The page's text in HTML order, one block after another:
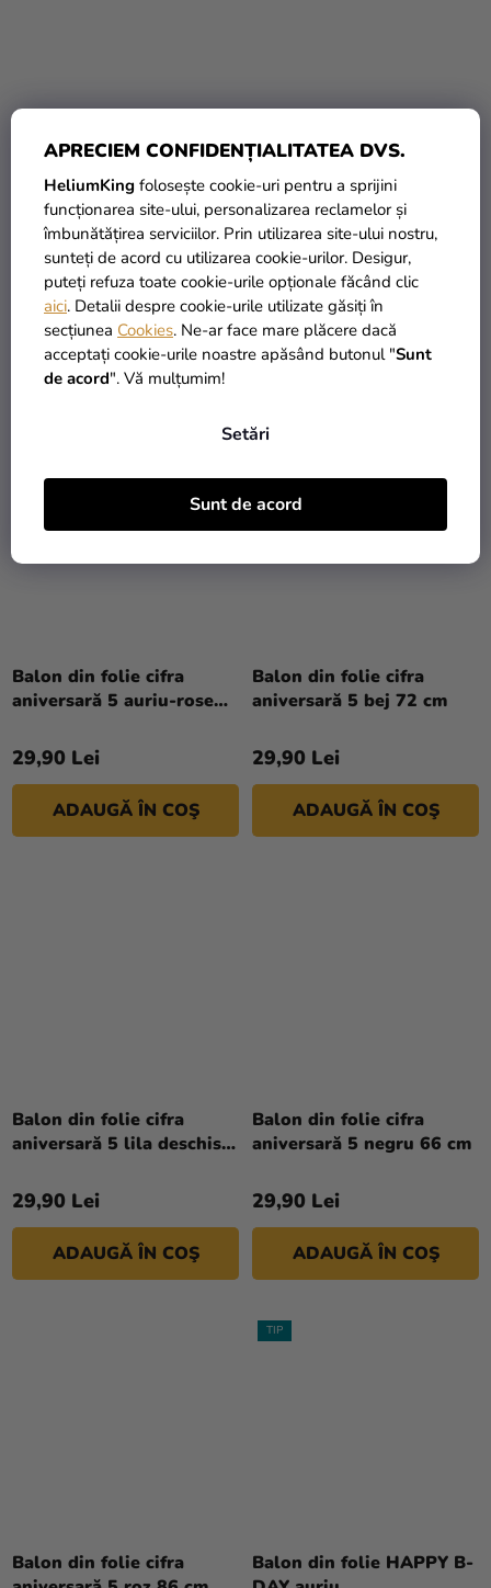
APRECIEM CONFIDENȚIALITATEA DVS.
HeliumKing folosește cookie-uri pentru a sprijini
funcționarea site-ului, personalizarea reclamelor și
îmbunătățirea serviciilor. Prin utilizarea site-ului nostru,
sunteți de acord cu utilizarea cookie-urilor. Desigur,
puteți refuza toate cookie-urile opționale făcând clic
aici. Detalii despre cookie-urile utilizate găsiți în
secțiunea Cookies. Ne-ar face mare plăcere dacă
acceptați cookie-urile noastre apăsând butonul "Sunt
de acord". Vă mulțumim!
Setări
Sunt de acord
Balon din folie cifra
aniversară 5 argintiu 86
29,90 Lei
ADAUGĂ ÎN COŞ
Balon din folie cifra
aniversară 5 auriu 86cm
29,90 Lei
ADAUGĂ ÎN COŞ
Balon din folie cifra
aniversară 5 auriu-rose
29,90 Lei
ADAUGĂ ÎN COŞ
Balon din folie cifra
aniversară 5 bej 72 cm
29,90 Lei
ADAUGĂ ÎN COŞ
Balon din folie cifra
aniversară 5 lila deschis
29,90 Lei
ADAUGĂ ÎN COŞ
Balon din folie cifra
aniversară 5 negru 66 cm
29,90 Lei
ADAUGĂ ÎN COŞ
Balon din folie cifra
TIP
Balon din folie HAPPY B-